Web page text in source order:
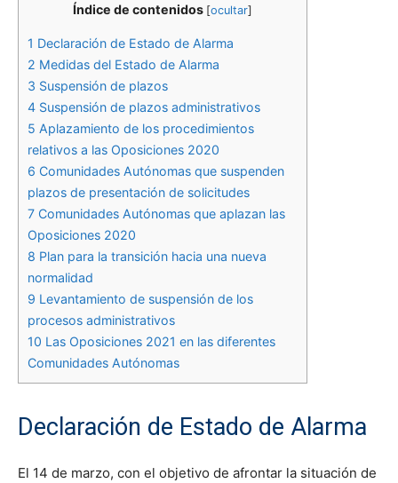
Índice de contenidos [ocultar]
1 Declaración de Estado de Alarma
2 Medidas del Estado de Alarma
3 Suspensión de plazos
4 Suspensión de plazos administrativos
5 Aplazamiento de los procedimientos
relativos a las Oposiciones 2020
6 Comunidades Autónomas que suspenden
plazos de presentación de solicitudes
7 Comunidades Autónomas que aplazan las
Oposiciones 2020
8 Plan para la transición hacia una nueva
normalidad
9 Levantamiento de suspensión de los
procesos administrativos
10 Las Oposiciones 2021 en las diferentes
Comunidades Autónomas
Declaración de Estado de Alarma
El 14 de marzo, con el objetivo de afrontar la situación de